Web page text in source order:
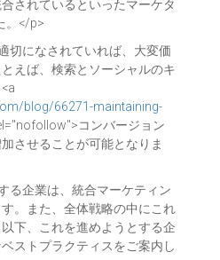
されているといったマーケタ
。</p>
切になされていれば、大変価
えば、検索とソーシャルのキ
blog/66271-maintaining-
コンバージョン
させることが可能となりま
る企業は、統合マーケティン
。また、全体戦略の中にこれ
下、これを進めようとする企
ストプラクティスをご案内し